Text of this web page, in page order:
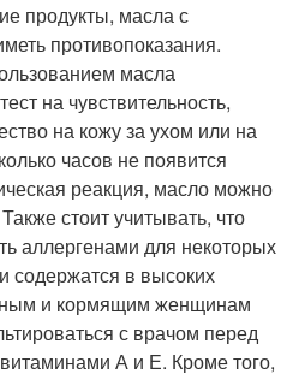
продукты, масла с
противопоказания.
масла
на чувствительность,
на кожу за ухом или на
часов не появится
реакция, масло можно
стоит учитывать, что
аллергенами для некоторых
содержатся в высоких
и кормящим женщинам
с врачом перед
А и Е. Кроме того,